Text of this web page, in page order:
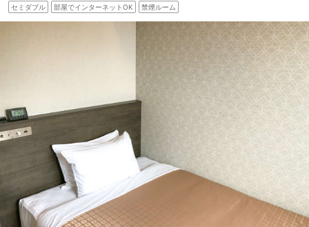
セミダブル 部屋でインターネットOK 禁煙ルーム